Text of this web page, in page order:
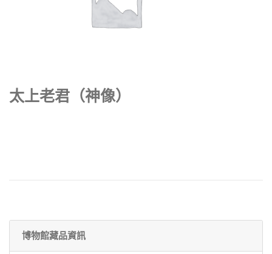
太上老君（神像）
博物館藏品資訊